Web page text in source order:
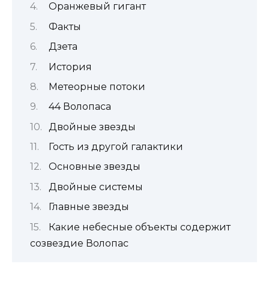
Оранжевый гигант
Факты
Дзета
История
Метеорные потоки
44 Волопаса
Двойные звезды
Гость из другой галактики
Основные звезды
Двойные системы
Главные звезды
Какие небесные объекты содержит
созвездие Волопас